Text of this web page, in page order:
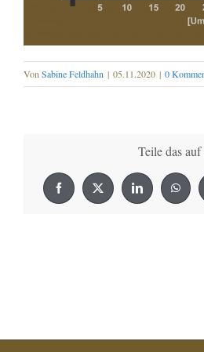
Von Sabine Feldhahn | 05.11.2020 | 0
Teile das auf
FacebookX LinkedIn